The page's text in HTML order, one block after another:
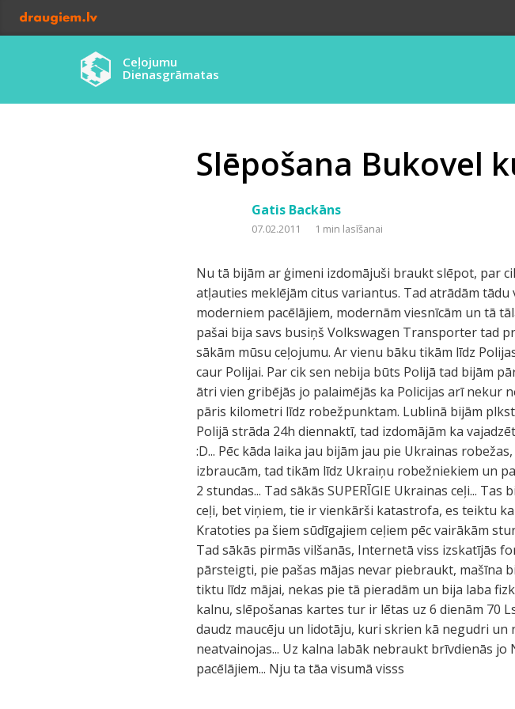
Ceļojumu
Dienasgrāmatas
Slēpošana Bukovel
Gatis Backāns
07.02.2011 1 min lasīšanai
Nu tā bijām ar ģimeni izdomājuši braukt slēpot, par
atļauties meklējām citus variantus. Tad atrādām
moderniem pacēlājiem, modernām viesnīcām un tā
pašai bija savs busiņš Volkswagen Transporter tad
sākām mūsu ceļojumu. Ar vienu bāku tikām līdz
caur Polijai. Par cik sen nebija būts Polijā tad bijām
ātri vien gribējās jo palaimējās ka Policijas arī nekur
pāris kilometri līdz robežpunktam. Lublinā bijām
Polijā strāda 24h diennaktī, tad izdomājām ka
:D... Pēc kāda laika jau bijām jau pie Ukrainas
izbraucām, tad tikām līdz Ukraiņu robežniekiem un
2 stundas... Tad sākās SUPERĪGIE Ukrainas ceļi...
ceļi, bet viņiem, tie ir vienkārši katastrofa, es teiktu
Kratoties pa šiem sūdīgajiem ceļiem pēc vairākām
Tad sākās pirmās vilšanās, Internetā viss izskatījās
pārsteigti, pie pašas mājas nevar piebraukt, mašīna
tiktu līdz mājai, nekas pie tā pieradām un bija laba
kalnu, slēpošanas kartes tur ir lētas uz 6 dienām 70
daudz maucēju un lidotāju, kuri skrien kā negudri
neatvainojas... Uz kalna labāk nebraukt brīvdienās
pacēlājiem... Nju ta tāa visumā visss